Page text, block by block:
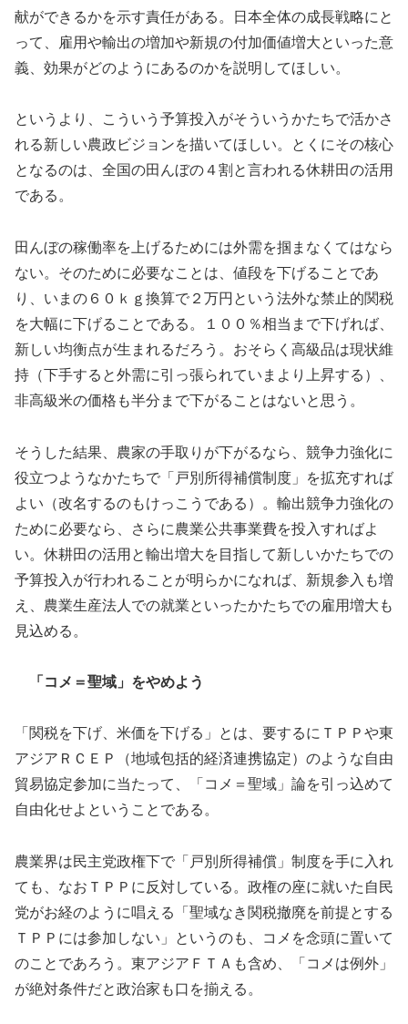
献ができるかを示す責任がある。日本全体の成長戦略にと
って、雇用や輸出の増加や新規の付加価値増大といった意
義、効果がどのようにあるのかを説明してほしい。
というより、こういう予算投入がそういうかたちで活かさ
れる新しい農政ビジョンを描いてほしい。とくにその核心
となるのは、全国の田んぼの４割と言われる休耕田の活用
である。
田んぼの稼働率を上げるためには外需を掴まなくてはなら
ない。そのために必要なことは、値段を下げることであ
り、いまの６０ｋｇ換算で２万円という法外な禁止的関税
を大幅に下げることである。１００％相当まで下げれば、
新しい均衡点が生まれるだろう。おそらく高級品は現状維
持（下手すると外需に引っ張られていまより上昇する）、
非高級米の価格も半分まで下がることはないと思う。
そうした結果、農家の手取りが下がるなら、競争力強化に
役立つようなかたちで「戸別所得補償制度」を拡充すれば
よい（改名するのもけっこうである）。輸出競争力強化の
ために必要なら、さらに農業公共事業費を投入すればよ
い。休耕田の活用と輸出増大を目指して新しいかたちでの
予算投入が行われることが明らかになれば、新規参入も増
え、農業生産法人での就業といったかたちでの雇用増大も
見込める。
「コメ＝聖域」をやめよう
「関税を下げ、米価を下げる」とは、要するにＴＰＰや東
アジアＲＣＥＰ（地域包括的経済連携協定）のような自由
貿易協定参加に当たって、「コメ＝聖域」論を引っ込めて
自由化せよということである。
農業界は民主党政権下で「戸別所得補償」制度を手に入れ
ても、なおＴＰＰに反対している。政権の座に就いた自民
党がお経のように唱える「聖域なき関税撤廃を前提とする
ＴＰＰには参加しない」というのも、コメを念頭に置いて
のことであろう。東アジアＦＴＡも含め、「コメは例外」
が絶対条件だと政治家も口を揃える。